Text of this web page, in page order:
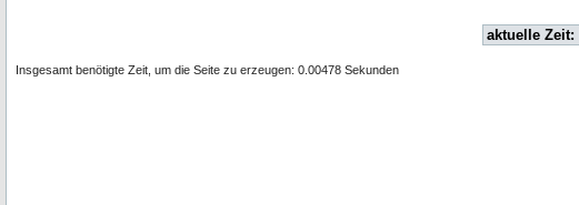
aktuelle Zeit:
Insgesamt benötigte Zeit, um die Seite zu erzeugen: 0.00478 Sekunden